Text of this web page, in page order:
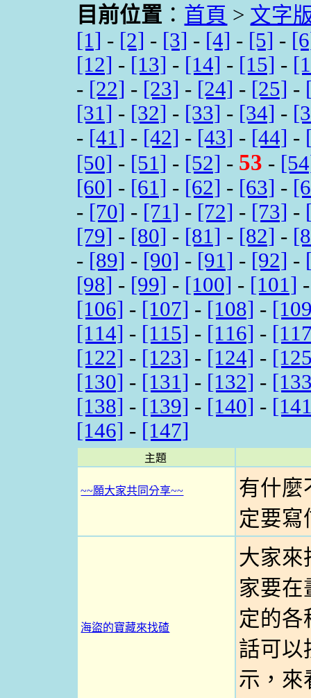
目前位置 ： 首頁 > 文字
[1] - [2] - [3] - [4] - [5] -
[12] - [13] - [14] - [15] -
- [22] - [23] - [24] - [25] -
[31] - [32] - [33] - [34] -
- [41] - [42] - [43] - [44] -
[50] - [51] - [52] - 53 -
[60] - [61] - [62] - [63] -
- [70] - [71] - [72] - [73] -
[79] - [80] - [81] - [82] -
- [89] - [90] - [91] - [92] -
[98] - [99] - [100] - [101]
[106] - [107] - [108] -
[114] - [115] - [116] -
[122] - [123] - [124] -
[130] - [131] - [132] -
[138] - [139] - [140] -
[146] - [147]
主題
~~願大家共同分享~~
有什麼
定要寫
海盜的寶藏來找碴
大家來
家要在
定的各
話可以
示，來